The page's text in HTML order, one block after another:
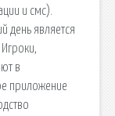
и смс).
день является
в
приложение